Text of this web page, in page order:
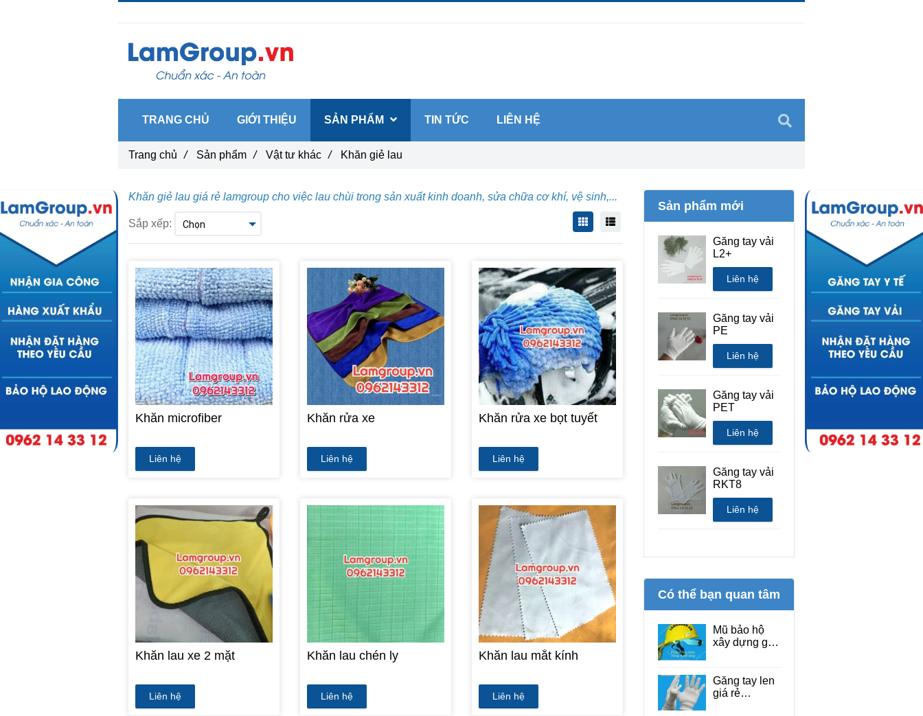
Khăn giẻ lau giá rẻ lamgroup cho việc lau chùi trong sản xuất kinh doanh, sửa chữa cơ khí, vệ sinh,...
Sắp xếp:
Khăn microfiber
Liên hệ
Khăn rửa xe
Liên hệ
Khăn rửa xe bọt tuyết
Liên hệ
Khăn lau xe 2 mặt
Liên hệ
Khăn lau chén ly
Liên hệ
Khăn lau mắt kính
Liên hệ
Sản phẩm mới
Găng tay vải
L2+
Liên hệ
Găng tay vải
PE
Liên hệ
Găng tay vải
PET
Liên hệ
Găng tay vải
RKT8
Liên hệ
Có thể bạn quan tâm
Mũ bảo hộ
xây dựng giá
Găng tay len
giá rẻ
Trang chủ / Sản phẩm / Vật tư khác / Khăn giẻ lau
TRANG CHỦ GIỚI THIỆU SẢN PHẨM TIN TỨC LIÊN HỆ